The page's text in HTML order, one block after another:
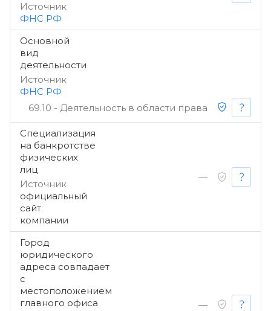
Источник
ФНС РФ
Основной
вид
деятельности
Источник
ФНС РФ
69.10 - Деятельность в области права
Специализация
на банкротстве
физических
лиц
Источник
официальный
сайт
компании
—
Город
юридического
адреса совпадает
с
местоположением
главного офиса
—